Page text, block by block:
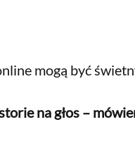
mogą być
na głos –